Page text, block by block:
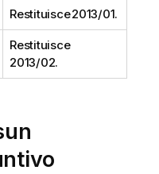
Restituisce 2013/01.
Restituisce
2013/02.